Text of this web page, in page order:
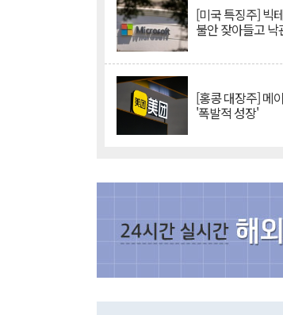
[미국 특징주] 빅
불안 잦아들고
[홍콩 대장주] 메
'폭발적 성장'